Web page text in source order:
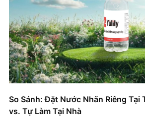
VinFast Đồng Hành Cùng Nước
Vigor Health: Chiến Lược
Với Nước Đóng Chai Có Logo
Thành Công Trading &
Thương Hiệu Với Nước Đóng
Riêng
Auto 7793 Sử Dụng Nước Đóng
Để Chăm Sóc Khách Hàng
So Sánh: Đặt Nước Nhãn Riêng Tại
vs. Tự Làm Tại Nhà